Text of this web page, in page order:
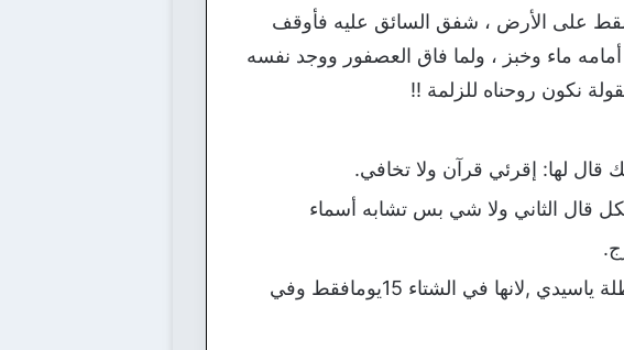
على الأرض ، شفق السائق عليه فأوقف
ماء وخبز ، ولما فاق العصفور ووجد نفسه
نكون روحناه للزلمة !!
لها: إقرئي قرآن ولا تخافي.
قال الثاني ولا شي بس تشابه أسماء
سال الاستاد التلاميذ قائلا:اعطوني مثالاعن التمددوالتقلص فرد التلميذ:العطلة ياسيدي ,لانها في الشتاء 15يومافقط وفي